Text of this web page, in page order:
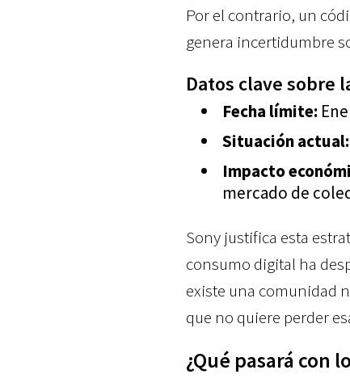
Por el contrario, un
genera incertidumbre
Datos clave sobre
Fecha límite:
Situación actual:
Impacto
mercado de
Sony justifica esta
consumo digital ha
existe una comunidad
que no quiere perder
¿Qué pasará con